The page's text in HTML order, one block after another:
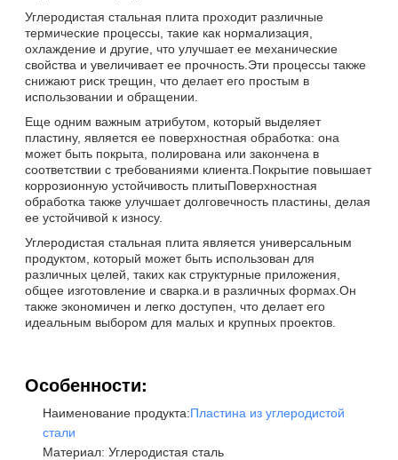
Углеродистая стальная плита проходит различные
термические процессы, такие как нормализация,
охлаждение и другие, что улучшает ее механические
свойства и увеличивает ее прочность.Эти процессы также
снижают риск трещин, что делает его простым в
использовании и обращении.
Еще одним важным атрибутом, который выделяет
пластину, является ее поверхностная обработка: она
может быть покрыта, полирована или закончена в
соответствии с требованиями клиента.Покрытие повышает
коррозионную устойчивость плитыПоверхностная
обработка также улучшает долговечность пластины, делая
ее устойчивой к износу.
Углеродистая стальная плита является универсальным
продуктом, который может быть использован для
различных целей, таких как структурные приложения,
общее изготовление и сварка.и в различных формах.Он
также экономичен и легко доступен, что делает его
идеальным выбором для малых и крупных проектов.
Особенности:
Наименование продукта:Пластина из углеродистой
стали
Материал: Углеродистая сталь